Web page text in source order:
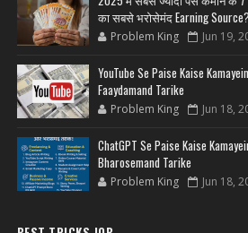
का सबसे भरोसेमंद Earning Source?
Problem King Jun 19,
YouTube Se Paise Kaise
Faaydamand Tarike
Problem King Jun 18,
ChatGPT Se Paise Kaise
Bharosemand Tarike
Problem King Jun 18,